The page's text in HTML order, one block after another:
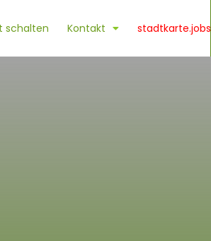
schalten Kontakt stadtkarte.jobs